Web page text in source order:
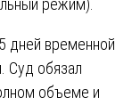
режим).
дней временной
Суд обязал
объеме и